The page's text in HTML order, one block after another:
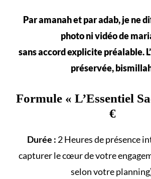
Par amanah et par adab, je ne
photo ni vidéo de
sans accord explicite préalable.
préservée,
Formule « L’Essentiel
€
Durée : 2 Heures de présence
capturer le cœur de votre
selon votreplanning